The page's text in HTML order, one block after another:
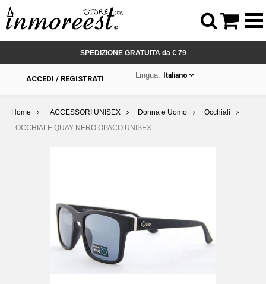
SPEDIZIONE GRATUITA da € 79
ACCEDI / REGISTRATI Lingua: Italiano
Home ACCESSORI UNISEX Donna e Uomo
Occhiali
OCCHIALE QUAY NERO OPACO UNISEX
 